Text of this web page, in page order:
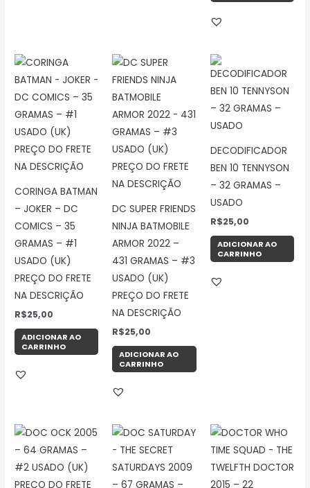
CORINGA BATMAN
– JOKER – DC
COMICS – 35
GRAMAS – #1
USADO (UK)
PREÇO DO FRETE
NA DESCRIÇÃO
R$25,00
ADICIONAR AO
CARRINHO
DC SUPER FRIENDS
NINJA BATMOBILE
ARMOR 2022 –
431 GRAMAS – #3
USADO (UK)
PREÇO DO FRETE
NA DESCRIÇÃO
R$25,00
ADICIONAR AO
CARRINHO
DECODIFICADOR
BEN 10 TENNYSON
– 32 GRAMAS –
USADO
R$25,00
ADICIONAR AO
CARRINHO